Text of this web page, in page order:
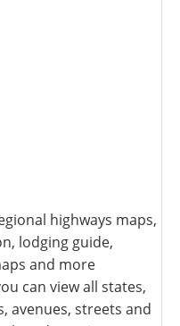
highways maps,
lodging guide,
and more
can view all states,
avenues, streets and